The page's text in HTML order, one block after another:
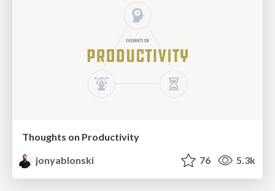
Thoughts on Productivity
jonyablonski
76 5.3k